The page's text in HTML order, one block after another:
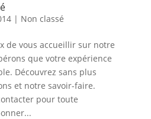
| Non classé
de vous accueillir sur notre
que votre expérience
Découvrez sans plus
et notre savoir-faire.
pour toute